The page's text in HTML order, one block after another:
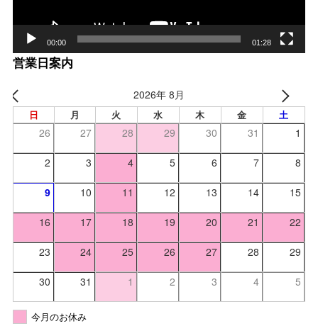
00:00 01:28
営業日案内
2026年 8月
日 月 火 水 木 金 土
26 27 28 29 30 31 1
2 3 4 5 6 7 8
9 10 11 12 13 14 15
16 17 18 19 20 21 22
23 24 25 26 27 28 29
30 31 1 2 3 4 5
今月のお休み